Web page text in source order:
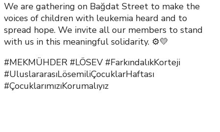
We are gathering on Bağdat Street to make the
voices of children with leukemia heard and to
spread hope. We invite all our members to stand
with us in this meaningful solidarity. ⚙️💛
#MEKMÜHDER #LÖSEV #FarkındalıkKorteji
#UluslararasıLösemiliÇocuklarHaftası
#ÇocuklarımızıKorumalıyız